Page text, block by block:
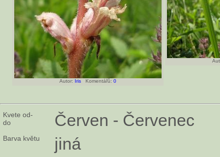
Autor: Iris Komentářů: 0
Kvete od-
do
Červen - Červenec
Barva květu jiná